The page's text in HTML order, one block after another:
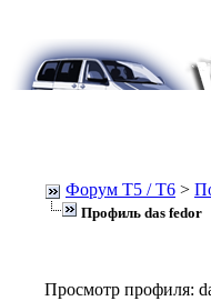
Форум Т5 / T6 >
Профиль das fedor
Просмотр профиля: